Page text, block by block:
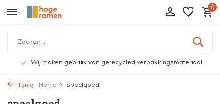
0
Wij maken gebruik van gerecycled verpakkingsmateriaal
Terug Home Speelgoed